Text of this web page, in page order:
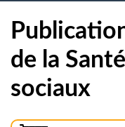
de la
sociaux